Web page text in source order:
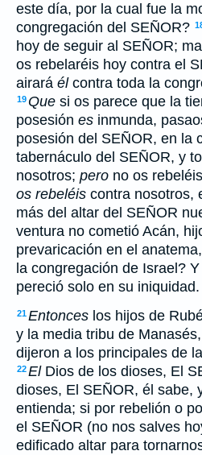
este día, por la cual fue la
congregación del SEÑOR?
hoy de seguir al SEÑOR;
os rebelaréis hoy contra el
airará élcontra toda la
19 Que si os parece que la
posesión es inmunda,
posesión del SEÑOR, en la
tabernáculo del SEÑOR, y
nosotros; pero no os
os rebeléis contra nosotros,
más del altar del SEÑOR
ventura no cometió Acán,
prevaricación en el
la congregación de Israel?
pereció solo en su iniquidad.
21Entonces los hijos de
y la media tribu de
dijeron a los principales de
22ElDios de los dioses, El
dioses, El SEÑOR, él sabe,
entienda; si por rebelión o
el SEÑOR (no nos salves
edificado altar para